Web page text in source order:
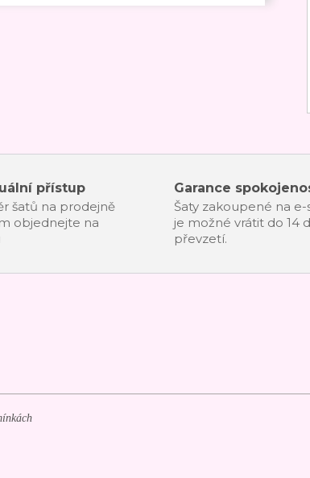
přístup
šatů na prodejně
objednejte na
Garance
Šaty zakoupené na
je možné vrátit do 14
převzetí.